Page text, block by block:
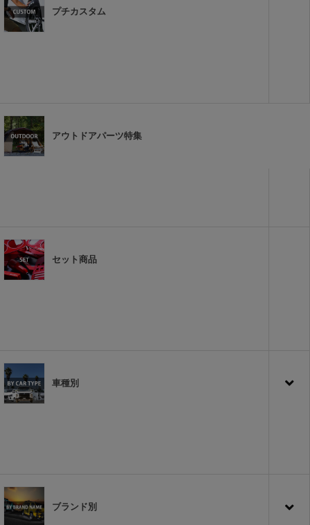
プチカスタム
アウトドアパーツ特集
セット商品
車種別
ブランド別